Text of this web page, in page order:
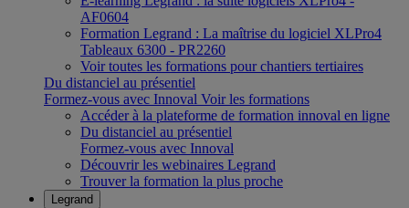
AF0604
Formation Legrand : La maîtrise du logiciel XLPro4
Tableaux 6300 - PR2260
Voir toutes les formations pour chantiers tertiaires
Du distanciel au présentiel
Formez-vous avec Innoval Voir les formations
Accéder à la plateforme de formation innoval en ligne
Du distanciel au présentiel
Formez-vous avec Innoval
Découvrir les webinaires Legrand
Trouver la formation la plus proche
Legrand